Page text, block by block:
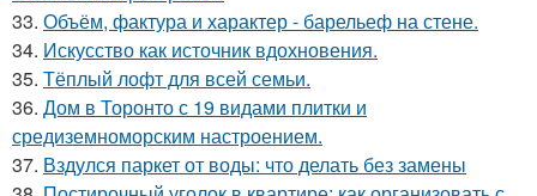
33. Объём, фактура и характер - барельеф на стене.
34. Искусство как источник вдохновения.
35. Тёплый лофт для всей семьи.
36. Дом в Торонто с 19 видами плитки и
средиземноморским настроением.
37. Вздулся паркет от воды: что делать без замены